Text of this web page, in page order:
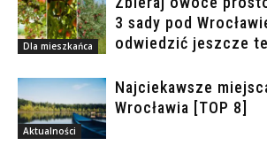
Dla mieszkańca
3 sady pod
odwiedzić jeszcze
Aktualności
Najciekawsze
Wrocławia [TOP 8]